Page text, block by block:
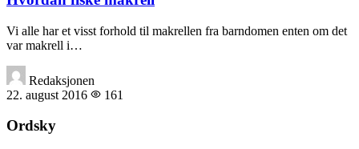
Vi alle har et visst forhold til makrellen fra barndomen enten om det
var makrell i…
Redaksjonen
22. august 2016
161
Ordsky